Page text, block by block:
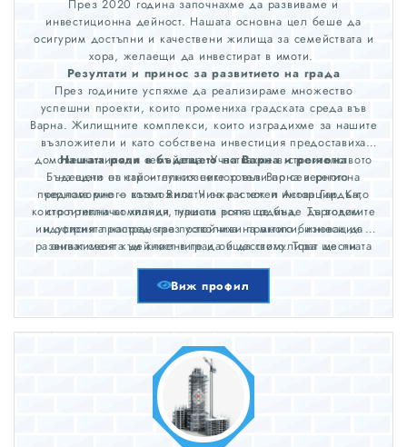
През 2020 година започнахме да развиваме и
инвестиционна дейност. Нашата основна цел беше да
осигурим достъпни и качествени жилища за семействата и
хора, желаещи да инвестират в имоти.
Резултати и принос за развитието на града
През годините успяхме да реализираме множество
успешни проекти, които промениха градската среда във
Варна. Жилищните комплекси, които изградихме за нашите
възложители и като собствена инвестиция предоставиха
домове на хиляди семейства. Участвахме в строителството
на едни от най – луксозните хотели по северното
черноморие – хотел Вила Чинка и хотел Астор Гардън,
които привличат хиляди туристи всяка година. Търговските
и офисни пространства позволиха на много бизнеси да
развиват своята дейност в града и да стимулират местната
Нашата роля в бъдещето на Варна и региона
Бъдещето на строителния сектор във Варна и региона
предлага много възможности за растеж и иновации. Като
строителна компания, нашата роля ще бъде да водим
индустрията напред чрез устойчиви практики, иновации и
ангажимент към клиентите и обществото. Това ще ни
да играем ключова роля в развитието и модернизацията на
града.
Виж профил